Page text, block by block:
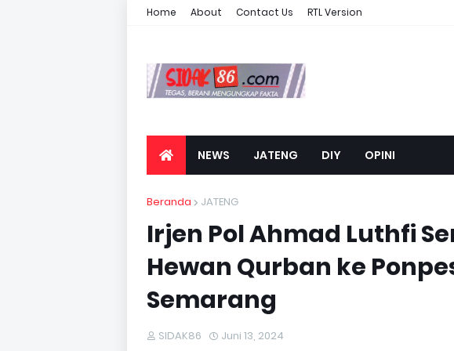
Home About Contact Us RTL Version
NEWS JATENG DIY OPINI
Beranda JATENG
Irjen Pol Ahmad Luthfi
Hewan Qurban ke
Semarang
SIDAK86 Juni 13, 2024